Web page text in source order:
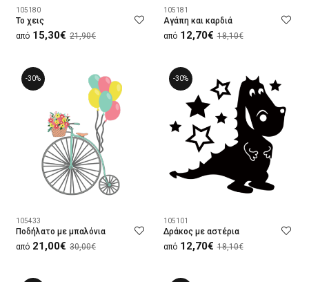
105180
Το χεις
από 15,30€ 21,90€
105181
Αγάπη και καρδιά
από 12,70€ 18,10€
-30%
105433
Ποδήλατο με μπαλόνια
από 21,00€ 30,00€
-30%
105101
Δράκος με αστέρια
από 12,70€ 18,10€